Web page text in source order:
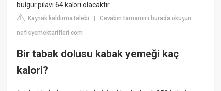
bulgur pilavı 64 kalori olacaktır.
Kaynak kaldırma talebi |Cevabın tamamını burada okuyun:
nefisyemektarifleri.com
Bir tabak dolusu kabak yemeği kaç
kalori?